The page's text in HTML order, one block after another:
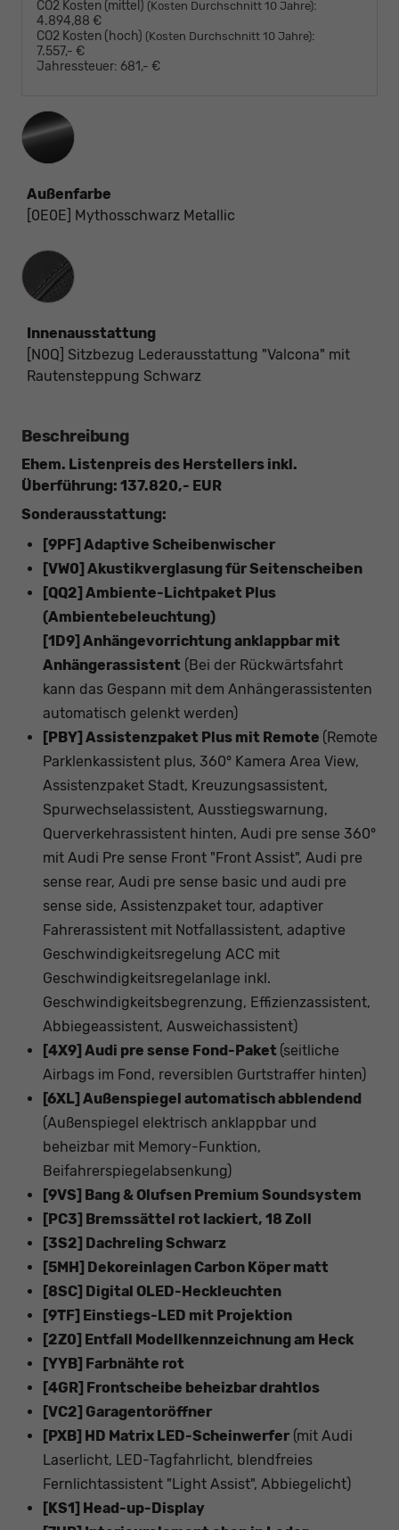
CO2 Kosten (mittel) (Kosten Durchschnitt 10 Jahre):
4.894,88 €
CO2 Kosten (hoch) (Kosten Durchschnitt 10 Jahre):
7.557,- €
Jahressteuer: 681,- €
Außenfarbe
[0E0E] Mythosschwarz Metallic
Innenausstattung
Innenausstattung
[N0Q] Sitzbezug Lederausstattung "Valcona" mit
Rautensteppung Schwarz
Beschreibung
Ehem. Listenpreis des Herstellers inkl.
Überführung: 137.820,- EUR
Sonderausstattung:
[9PF] Adaptive Scheibenwischer
[VW0] Akustikverglasung für Seitenscheiben
[QQ2] Ambiente-Lichtpaket Plus
(Ambientebeleuchtung)
[1D9] Anhängevorrichtung anklappbar mit
Anhängerassistent (Bei der Rückwärtsfahrt
kann das Gespann mit dem Anhängerassistenten
automatisch gelenkt werden)
[PBY] Assistenzpaket Plus mit Remote (Remote
Parklenkassistent plus, 360° Kamera Area View,
Assistenzpaket Stadt, Kreuzungsassistent,
Spurwechselassistent, Ausstiegswarnung,
Querverkehrassistent hinten, Audi pre sense 360°
mit Audi Pre sense Front "Front Assist", Audi pre
sense rear, Audi pre sense basic und audi pre
sense side, Assistenzpaket tour, adaptiver
Fahrerassistent mit Notfallassistent, adaptive
Geschwindigkeitsregelung ACC mit
Geschwindigkeitsregelanlage inkl.
Geschwindigkeitsbegrenzung, Effizienzassistent,
Abbiegeassistent, Ausweichassistent)
[4X9] Audi pre sense Fond-Paket (seitliche
Airbags im Fond, reversiblen Gurtstraffer hinten)
[6XL] Außenspiegel automatisch abblendend
(Außenspiegel elektrisch anklappbar und
beheizbar mit Memory-Funktion,
Beifahrerspiegelabsenkung)
[9VS] Bang & Olufsen Premium Soundsystem
[PC3] Bremssättel rot lackiert, 18 Zoll
[3S2] Dachreling Schwarz
[5MH] Dekoreinlagen Carbon Köper matt
[8SC] Digital OLED-Heckleuchten
[9TF] Einstiegs-LED mit Projektion
[2Z0] Entfall Modellkennzeichnung am Heck
[YYB] Farbnähte rot
[4GR] Frontscheibe beheizbar drahtlos
[VC2] Garagentoröffner
[PXB] HD Matrix LED-Scheinwerfer (mit Audi
Laserlicht, LED-Tagfahrlicht, blendfreies
Fernlichtassistent "Light Assist", Abbiegelicht)
[KS1] Head-up-Display